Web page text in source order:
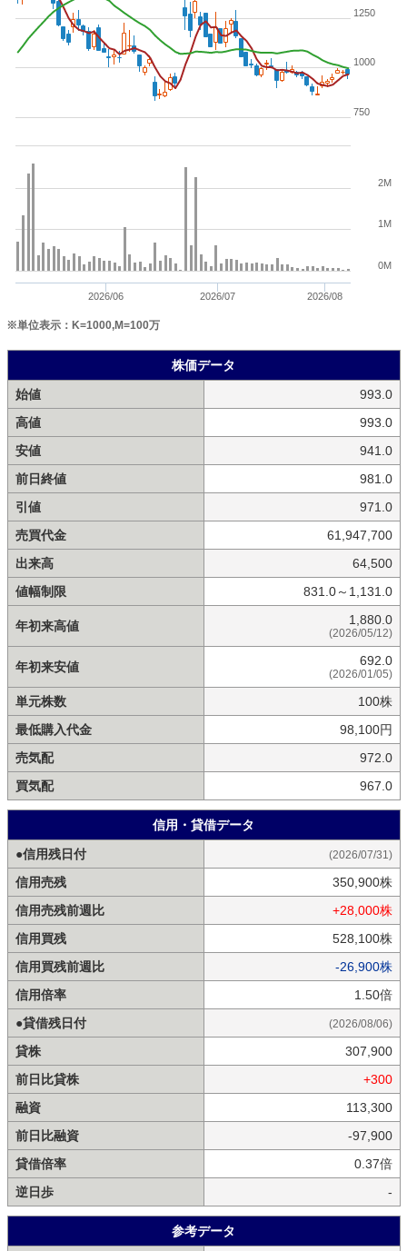
2026/06 2026/07 2026/08
750
1000
1250
0M
1M
2M
※単位表示：K=1000,M=100万
株価データ
始値
993.0
高値
993.0
安値
941.0
前日終値
981.0
引値
971.0
売買代金
61,947,700
出来高
64,500
値幅制限
831.0～1,131.0
年初来高値 1,880.0
(2026/05/12)
年初来安値 692.0
(2026/01/05)
単元株数
100株
最低購入代金
98,100円
売気配
972.0
買気配
967.0
信用・貸借データ
●信用残日付
(2026/07/31)
信用売残
350,900株
信用売残前週比
+28,000株
信用買残
528,100株
信用買残前週比
-26,900株
信用倍率
1.50倍
●貸借残日付
(2026/08/06)
貸株
307,900
前日比貸株
+300
融資
113,300
前日比融資
-97,900
貸借倍率
0.37倍
逆日歩
-
参考データ